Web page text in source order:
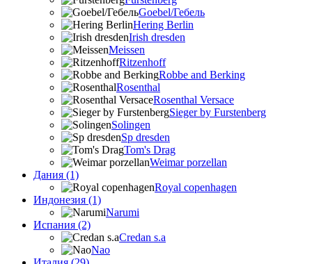
Goebel/Гебель
Hering Berlin
Irish dresden
Meissen
Ritzenhoff
Robbe and Berking
Rosenthal
Rosenthal Versace
Sieger by Furstenberg
Solingen
Sp dresden
Tom's Drag
Weimar porzellan
Дания (1)
Royal copenhagen
Индонезия (1)
Narumi
Испания (2)
Credan s.a
Nao